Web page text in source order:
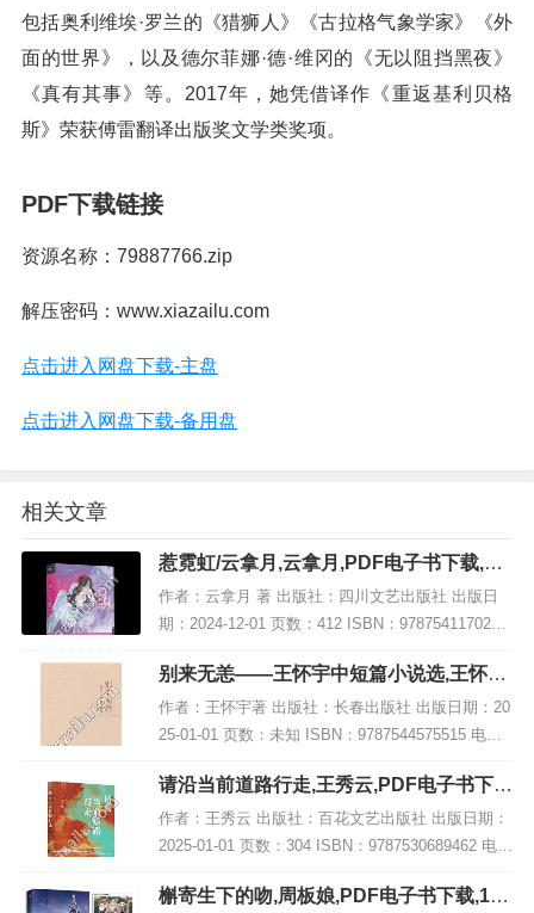
包括奥利维埃·罗兰的《猎狮人》《古拉格气象学家》《外
面的世界》，以及德尔菲娜·德·维冈的《无以阻挡黑夜》
《真有其事》等。2017年，她凭借译作《重返基利贝格
斯》荣获傅雷翻译出版奖文学类奖项。
PDF下载链接
资源名称：79887766.zip
解压密码：www.xiazailu.com
点击进入网盘下载-主盘
点击进入网盘下载-备用盘
相关文章
惹霓虹/云拿月,云拿月,PDF电子书下载,网
盘资源
作者：云拿月 著 出版社：四川文艺出版社 出版日
期：2024-12-01 页数：412 ISBN：9787541170287
电子书大小：201MB [高清扫描版PDF格式] 内容简
介 据传...
别来无恙——王怀宇中短篇小说选,王怀宇,
PDF电子书网盘下载
作者：王怀宇著 出版社：长春出版社 出版日期：20
25-01-01 页数：未知 ISBN：9787544575515 电子
书大小：218MB [高清扫描版PDF格式] 内容简介 此
书名为《别...
请沿当前道路行走,王秀云,PDF电子书下
载,网盘资源
作者：王秀云 出版社：百花文艺出版社 出版日期：
2025-01-01 页数：304 ISBN：9787530689462 电子
书大小：209MB [高清扫描版PDF格式] 内容简介
《请沿当...
槲寄生下的吻,周板娘,PDF电子书下载,191